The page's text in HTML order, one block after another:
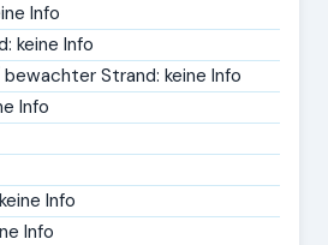
Info
keine Info
Strand: keine Info
Info
Info
Info